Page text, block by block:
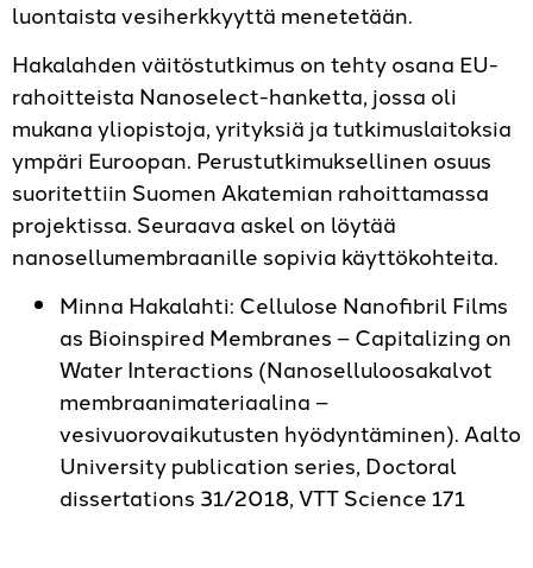
luontaista vesiherkkyyttä menetetään.
Hakalahden väitöstutkimus on tehty osana EU-
rahoitteista Nanoselect-hanketta, jossa oli
mukana yliopistoja, yrityksiä ja tutkimuslaitoksia
ympäri Euroopan. Perustutkimuksellinen osuus
suoritettiin Suomen Akatemian rahoittamassa
projektissa. Seuraava askel on löytää
nanosellumembraanille sopivia käyttökohteita.
Minna Hakalahti: Cellulose Nanofibril Films
as Bioinspired Membranes – Capitalizing on
Water Interactions (Nanoselluloosakalvot
membraanimateriaalina –
vesivuorovaikutusten hyödyntäminen). Aalto
University publication series, Doctoral
dissertations 31/2018, VTT Science 171